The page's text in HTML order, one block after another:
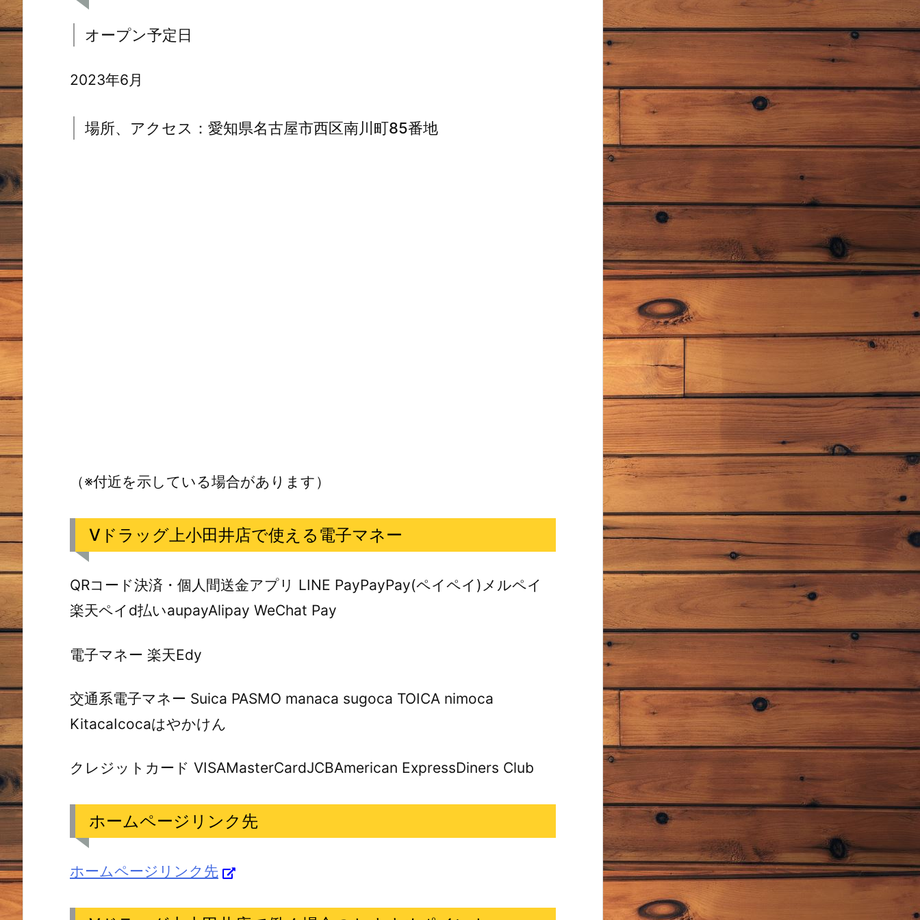
オープン予定日
2023年6月
場所、アクセス：愛知県名古屋市西区南川町85番地
（※付近を示している場合があります）
Vドラッグ上小田井店で使える電子マネー
QRコード決済・個人間送金アプリ LINE PayPayPay(ペイペイ)メルペイ
楽天ペイd払いaupayAlipay WeChat Pay
電子マネー 楽天Edy
交通系電子マネー Suica PASMO manaca sugoca TOICA nimoca
KitacaIcocaはやかけん
クレジットカード VISAMasterCardJCBAmerican ExpressDiners Club
ホームページリンク先
ホームページリンク先